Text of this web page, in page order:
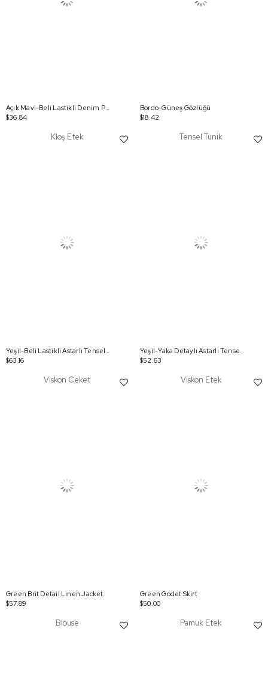
Açık Mavi-Beli Lastikli Denim Pantolon
$36.84
Bordo-Güneş Gözlüğü
$18.42
Kloş Etek
Yeşil-Beli Lastikli Astarlı Tensel Kloş Etek
$63.16
Tensel Tunik
Yeşil-Yaka Detaylı Astarlı Tensel Tunik
$52.63
Viskon Ceket
Green Brit Detail Linen Jacket
$57.89
Viskon Etek
Green Godet Skirt
$50.00
Blouse Pamuk Etek